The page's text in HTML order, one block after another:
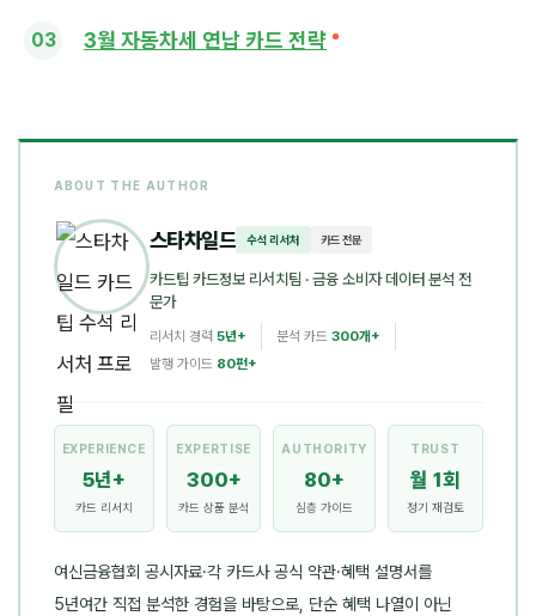
3월 자동차세 연납 카드 전략
ABOUT THE AUTHOR
스타차일드 수석 리서처 카드 전문
카드팁 카드정보 리서치팀 · 금융 소비자 데이터 분석 전
문가
리서치 경력 5년+ 분석 카드 300개+
발행 가이드 80편+
EXPERIENCE
5년+
카드 리서치
EXPERTISE
300+
카드 상품 분석
AUTHORITY
80+
심층 가이드
TRUST
월 1회
정기 재검토
여신금융협회 공시자료·각 카드사 공식 약관·혜택 설명서를
5년여간 직접 분석한 경험을 바탕으로, 단순 혜택 나열이 아닌